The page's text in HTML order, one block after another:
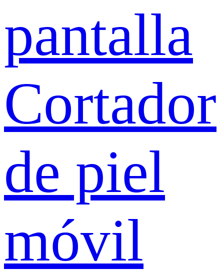
pantalla
Cortador
de piel
móvil